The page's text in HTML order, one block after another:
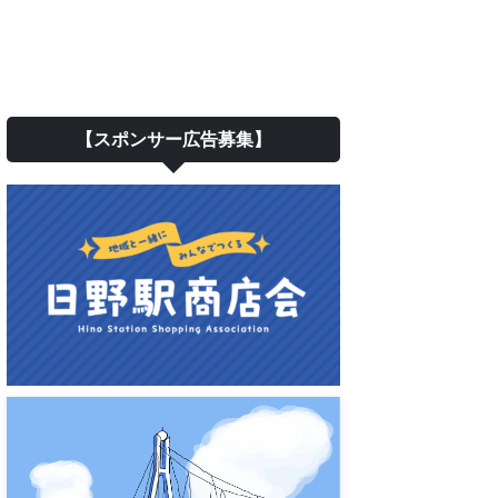
【スポンサー広告募集】